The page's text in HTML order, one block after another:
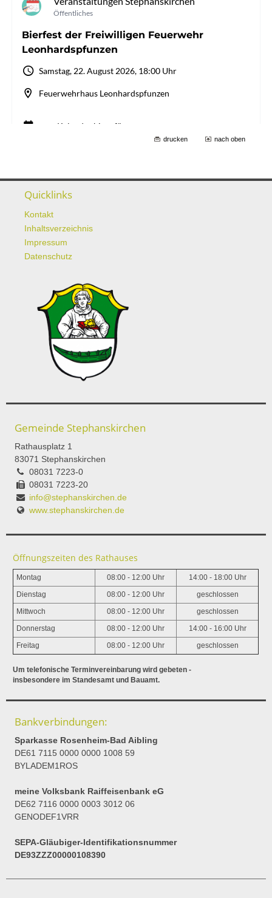
drucken nach oben
Quicklinks
Kontakt
Inhaltsverzeichnis
Impressum
Datenschutz
Gemeinde Stephanskirchen
Rathausplatz 1
83071 Stephanskirchen
08031 7223-0
08031 7223-20
info@stephanskirchen.de
www.stephanskirchen.de
Öffnungszeiten des Rathauses
Montag 08:00 - 12:00 Uhr 14:00 - 18:00 Uhr
Dienstag 08:00 - 12:00 Uhr geschlossen
Mittwoch 08:00 - 12:00 Uhr geschlossen
Donnerstag 08:00 - 12:00 Uhr 14:00 - 16:00 Uhr
Freitag 08:00 - 12:00 Uhr geschlossen
Um telefonische Terminvereinbarung wird gebeten -
insbesondere im Standesamt und Bauamt.
Bankverbindungen:
Sparkasse Rosenheim-Bad Aibling
DE61 7115 0000 0000 1008 59
BYLADEM1ROS
meine Volksbank Raiffeisenbank eG
DE62 7116 0000 0003 3012 06
GENODEF1VRR
SEPA-Gläubiger-Identifikationsnummer
DE93ZZZ00000108390